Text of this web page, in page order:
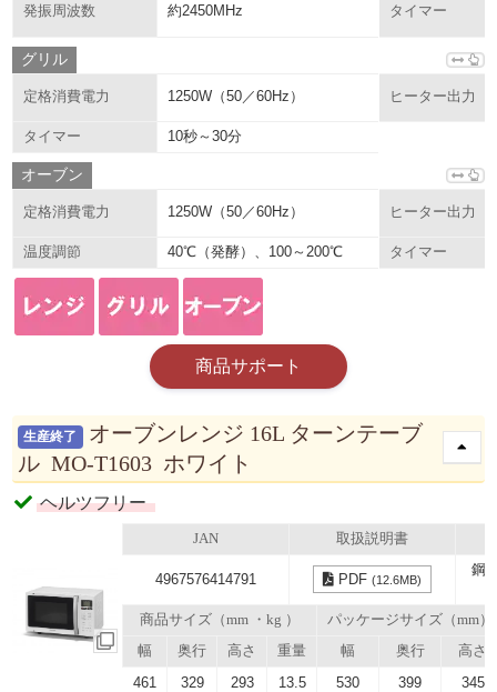
発振周波数 約2450MHz タイマー
グリル
定格消費電力 1250W（50／60Hz） ヒーター出力
タイマー 10秒～30分
オーブン
定格消費電力 1250W（50／60Hz） ヒーター出力
温度調節 40℃（発酵）、100～200℃ タイマー
商品サポート
生産終了
オーブンレンジ 16L ターンテーブ
ル MO-T1603 ホワイト
ヘルツフリー
JAN 取扱説明書
4967576414791 PDF(12.6MB)
鋼
商品サイズ（mm ・kg ）
パッケージサイズ（mm）
幅
奥行 高さ 重量 幅 奥行 高さ
461 329 293 13.5 530 399 345